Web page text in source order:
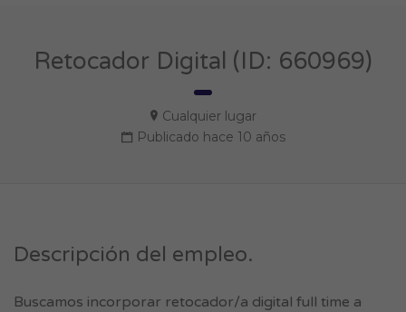
Retocador Digital (ID: 660969)
Cualquier lugar
Publicado hace 10 años
Descripción del empleo.
Buscamos incorporar retocador/a digital full time a